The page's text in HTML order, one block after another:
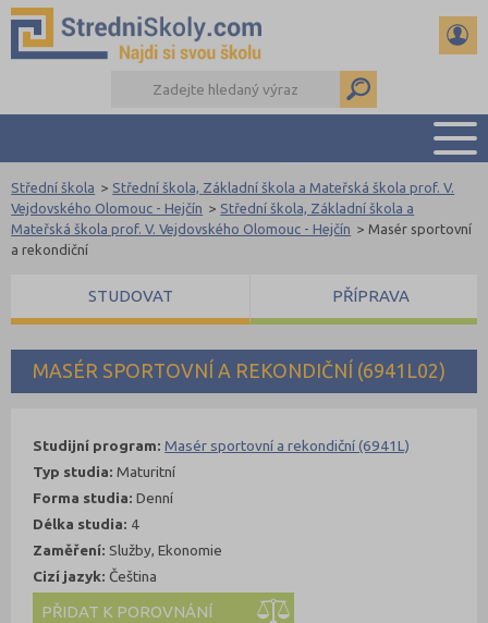
PŘEHLED ŠKOL
PŘÍPRAVA NA PŘIJÍMAČKY
REFERÁTY A SEMINÁRKY
DALŠÍ DRUHY ŠKOL
MASÉR SPORTOVNÍ A REKONDIČNÍ (6941L02)
Střední škola > Střední škola, Základní škola a Mateřská škola prof. V.
Vejdovského Olomouc - Hejčín > Střední škola, Základní škola a
Mateřská škola prof. V. Vejdovského Olomouc - Hejčín > Masér sportovní
a rekondiční
Studijní program:Masér sportovní a rekondiční (6941L)
Typ studia:Maturitní
Forma studia:Denní
Délka studia: 4
Zaměření:Služby, Ekonomie
Cizí jazyk:Čeština
STUDOVAT PŘÍPRAVA